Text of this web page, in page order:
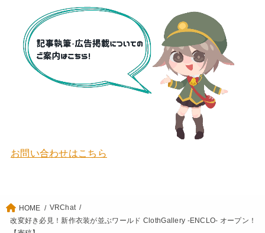
お問い合わせはこちら
HOME
VRChat
改変好き必見！新作衣装が並ぶワールド ClothGallery -ENCLO- オープン！